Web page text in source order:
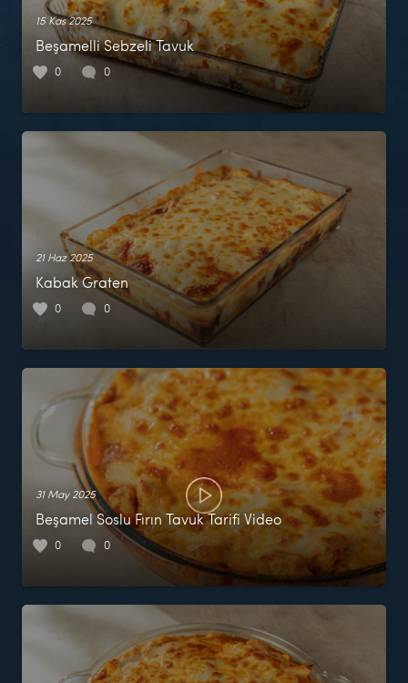
15 Kas 2025
Beşamelli Sebzeli Tavuk
0 0
21 Haz 2025
Kabak Graten
0 0
31 May 2025
Beşamel Soslu Fırın Tavuk Tarifi Video
0 0